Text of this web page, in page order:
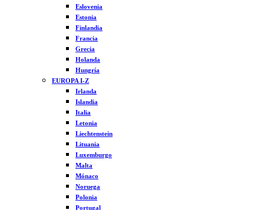
Eslovenia
Estonia
Finlandia
Francia
Grecia
Holanda
Hungría
EUROPA I-Z
Irlanda
Islandia
Italia
Letonia
Liechtenstein
Lituania
Luxemburgo
Malta
Mónaco
Noruega
Polonia
Portugal